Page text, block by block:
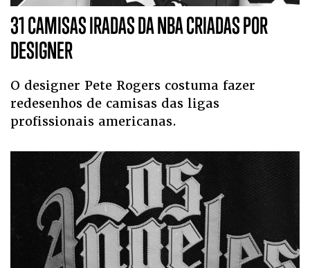
31 CAMISAS IRADAS DA NBA CRIADAS POR
DESIGNER
O designer Pete Rogers costuma fazer
redesenhos de camisas das ligas
profissionais americanas.